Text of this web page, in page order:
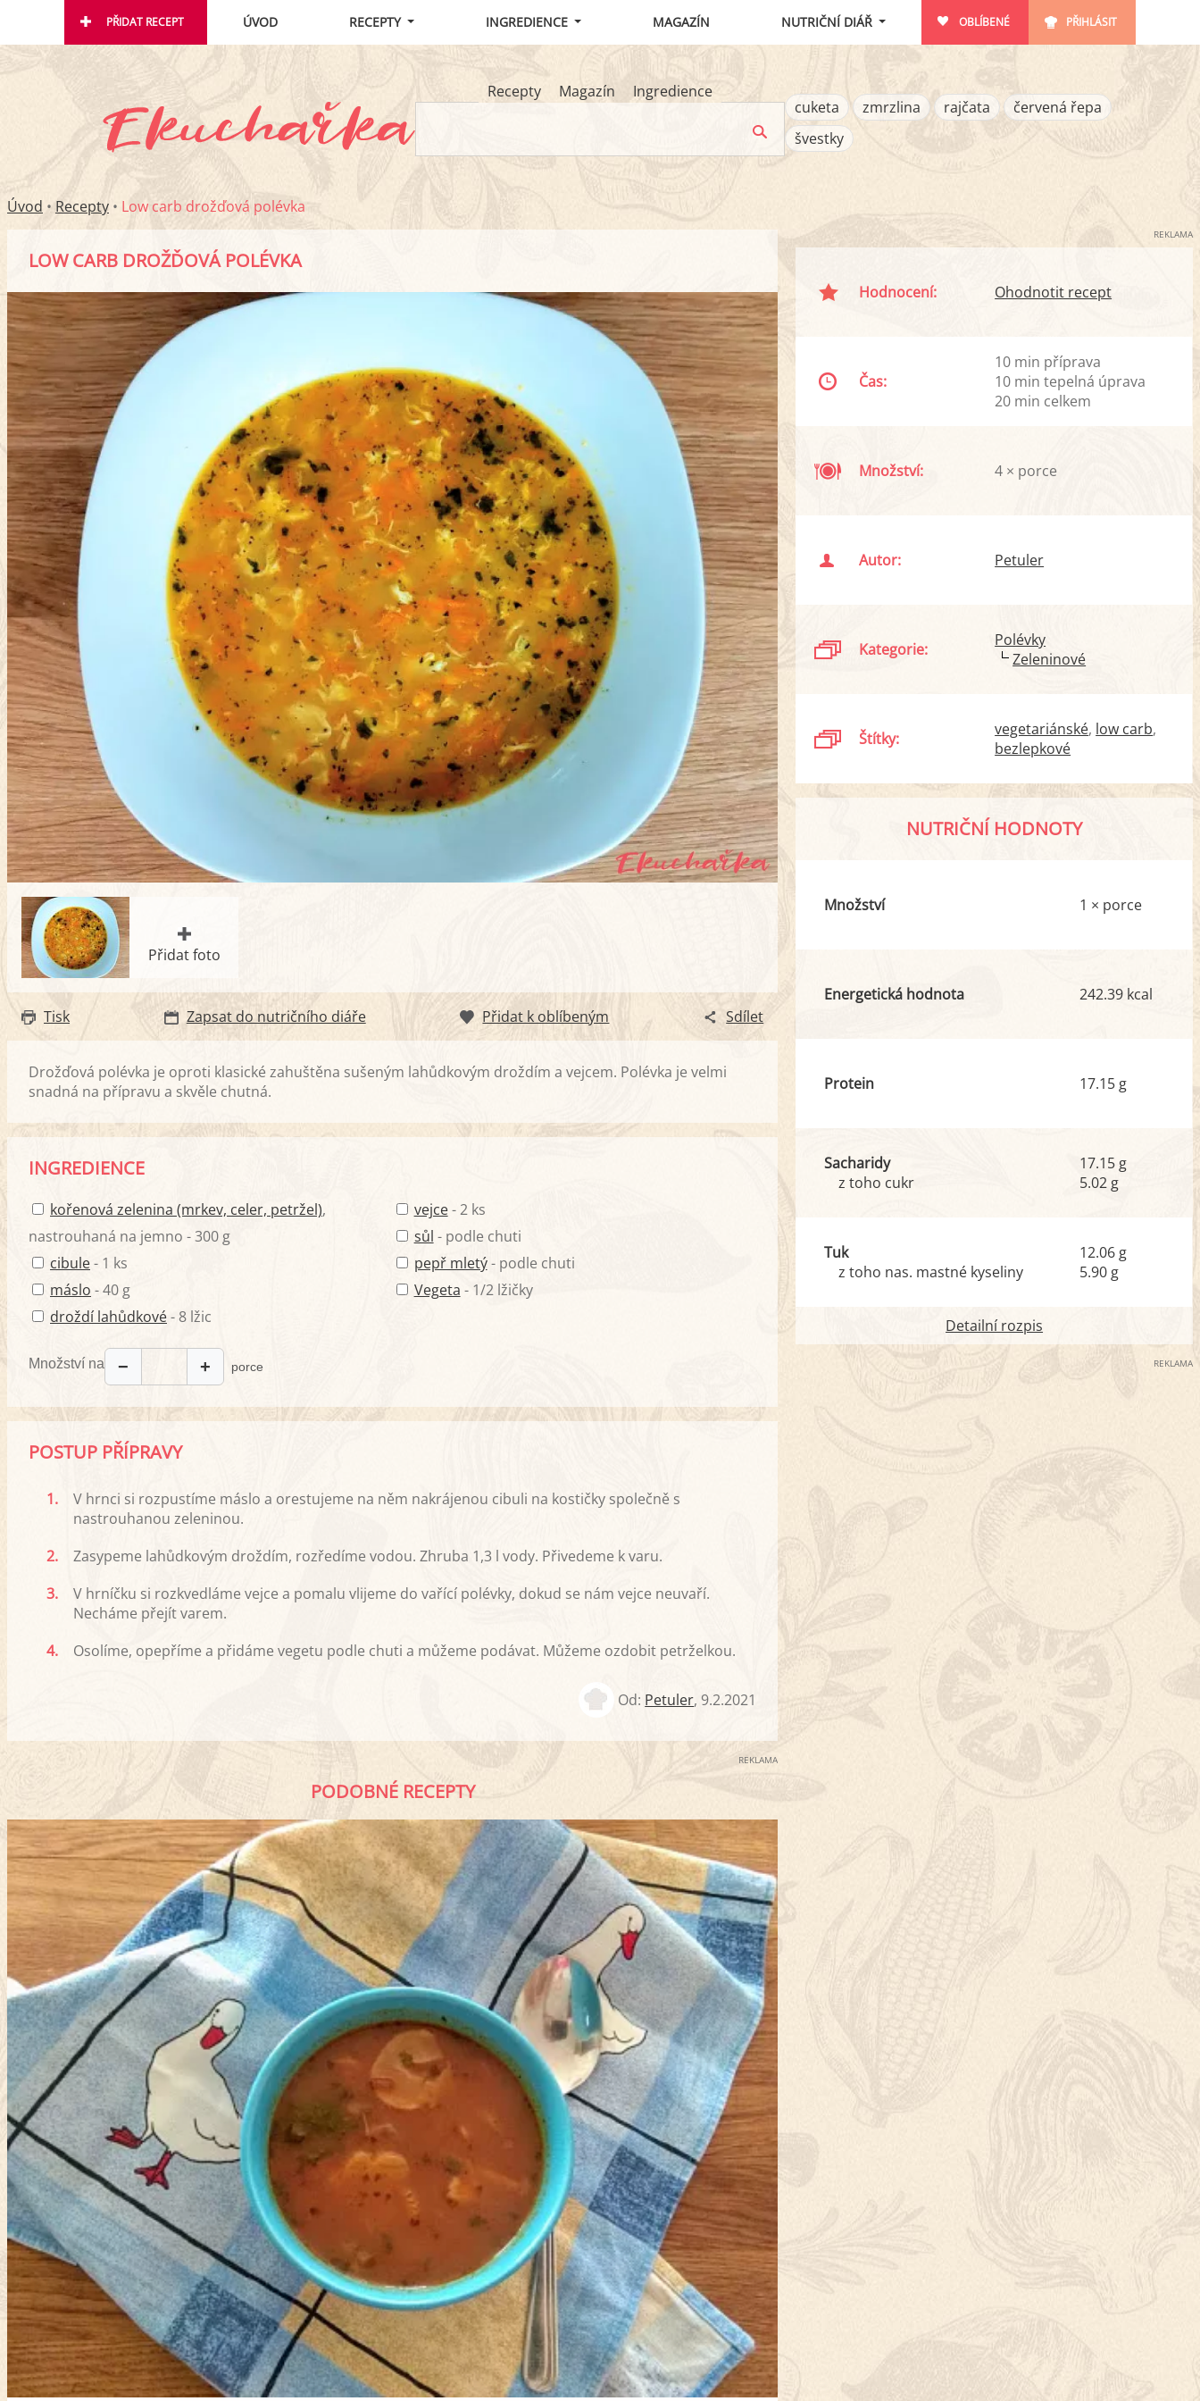
PŘIDAT RECEPT ÚVOD RECEPTY INGREDIENCE MAGAZÍN NUTRIČNÍ DIÁŘ OBLÍBENÉ PŘIHLÁSIT
Recepty Magazín
Ingredience
cuketa
zmrzlina rajčata
červená řepa
švestky
Úvod • Recepty • Low carb drožďová polévka
LOW CARB DROŽĎOVÁ POLÉVKA
Přidat foto
Tisk Zapsat do nutričního diáře Přidat k oblíbeným Sdílet
Drožďová polévka je oproti klasické zahuštěna sušeným lahůdkovým droždím a vejcem. Polévka je velmi
snadná na přípravu a skvěle chutná.
INGREDIENCE
kořenová zelenina (mrkev, celer, petržel),
nastrouhaná na jemno - 300 g
cibule- 1 ks
máslo - 40 g
droždí lahůdkové- 8 lžic
vejce- 2 ks
sůl - podle chuti
pepř mletý- podle chuti
Vegeta - 1/2 lžičky
Množství na − + porce
POSTUP PŘÍPRAVY
1.
V hrnci si rozpustíme máslo a orestujeme na něm nakrájenou cibuli na kostičky společně s
nastrouhanou zeleninou.
2.
Zasypeme lahůdkovým droždím, rozředíme vodou. Zhruba 1,3 l vody. Přivedeme k varu.
3.
V hrníčku si rozkvedláme vejce a pomalu vlijeme do vařící polévky, dokud se nám vejce neuvaří.
Necháme přejít varem.
4.
Osolíme, opepříme a přidáme vegetu podle chuti a můžeme podávat. Můžeme ozdobit petrželkou.
Od: Petuler, 9.2.2021
REKLAMA
PODOBNÉ RECEPTY
REKLAMA
Hodnocení: Ohodnotit recept
Čas:
10 min příprava
10 min tepelná úprava
20 min celkem
Množství: 4 × porce
Autor: Petuler
Kategorie:
Polévky
Zeleninové
Štítky: vegetariánské low carb
bezlepkové
NUTRIČNÍ HODNOTY
Množství 1 × porce
Energetická hodnota 242.39 kcal
Protein 17.15 g
Sacharidy
z toho cukr
17.15 g
5.02 g
Tuk
z toho nas. mastné kyseliny
12.06 g
5.90 g
Detailní rozpis
REKLAMA